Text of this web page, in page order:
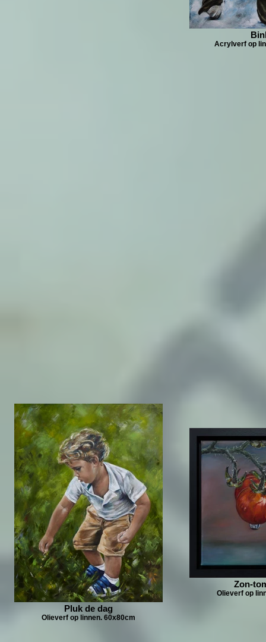
Acrylverf op
Pluk de dag
Olieverf op linnen. 60x80cm
Zon-
Olieverf op